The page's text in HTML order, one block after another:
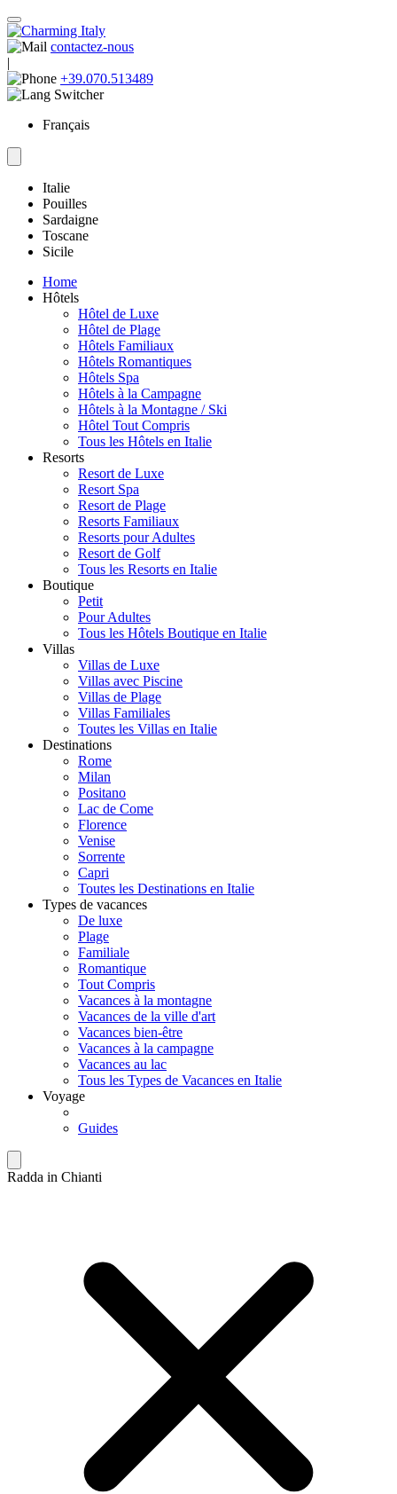
contactez-nous
|
+39.070.513489
Français
Italie
Pouilles
Sardaigne
Toscane
Sicile
Home
Hôtels
Hôtel de Luxe
Hôtel de Plage
Hôtels Familiaux
Hôtels Romantiques
Hôtels Spa
Hôtels à la Campagne
Hôtels à la Montagne / Ski
Hôtel Tout Compris
Tous les Hôtels en Italie
Resorts
Resort de Luxe
Resort Spa
Resort de Plage
Resorts Familiaux
Resorts pour Adultes
Resort de Golf
Tous les Resorts en Italie
Boutique
Petit
Pour Adultes
Tous les Hôtels Boutique en Italie
Villas
Villas de Luxe
Villas avec Piscine
Villas de Plage
Villas Familiales
Toutes les Villas en Italie
Destinations
Rome
Milan
Positano
Lac de Come
Florence
Venise
Sorrente
Capri
Toutes les Destinations en Italie
Types de vacances
De luxe
Plage
Familiale
Romantique
Tout Compris
Vacances à la montagne
Vacances de la ville d'art
Vacances bien-être
Vacances à la campagne
Vacances au lac
Tous les Types de Vacances en Italie
Voyage
Guides
Radda in Chianti